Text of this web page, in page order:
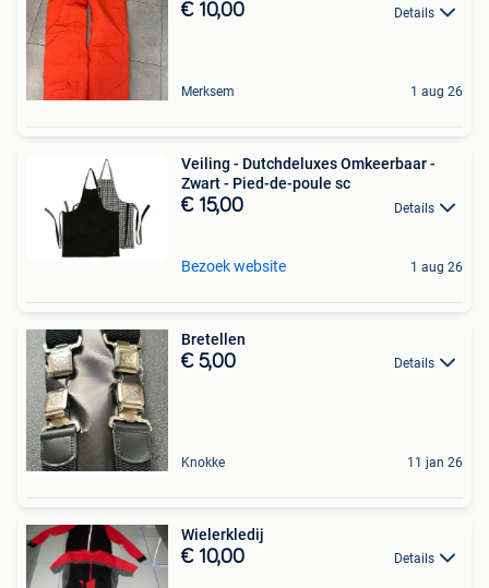
€ 10,00 Details
Merksem 1 aug 26
Veiling - Dutchdeluxes Omkeerbaar -
Zwart - Pied-de-poule sc
€ 15,00 Details
Bezoek website 1 aug 26
Bretellen
€ 5,00 Details
Knokke 11 jan 26
Wielerkledij
€ 10,00 Details